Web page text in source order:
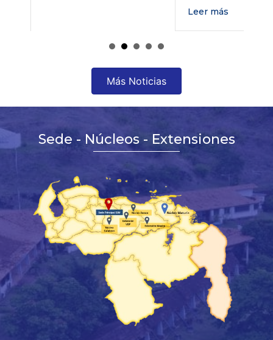
Leer más
Más Noticias
Sede - Núcleos - Extensiones